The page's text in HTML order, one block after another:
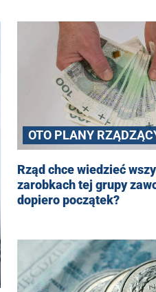
OTO PLANY
Rząd chce wiedzieć
zarobkach tej grupy
dopiero początek?